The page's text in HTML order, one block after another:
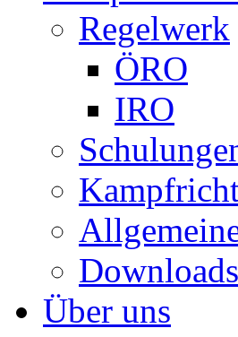
Regelwerk
ÖRO
IRO
Downloads
Über uns